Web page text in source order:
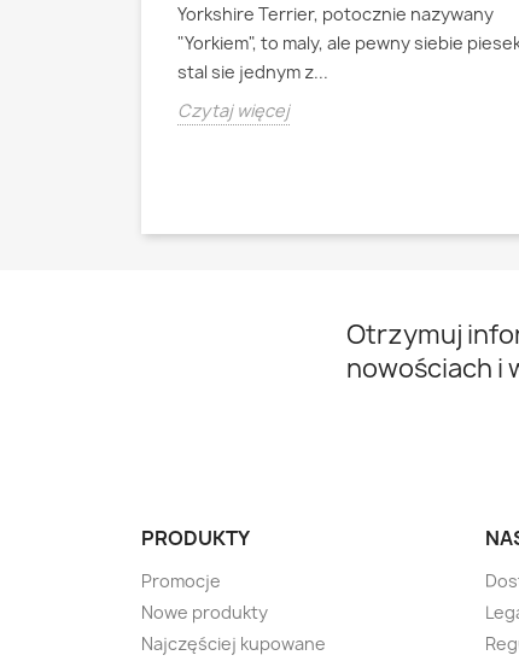
Yorkshire Terrier, potocznie nazywany
"Yorkiem", to maly, ale pewny siebie
stal sie jednym z...
Czytaj więcej
Otrzymuj
nowościach i
PRODUKTY
Promocje
Nowe produkty
Najczęściej kupowane